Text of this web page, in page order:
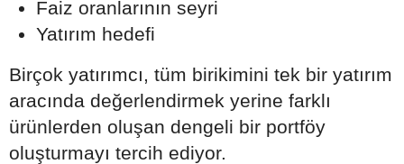
Faiz oranlarının seyri
Yatırım hedefi
Birçok yatırımcı, tüm birikimini tek bir yatırım
aracında değerlendirmek yerine farklı
ürünlerden oluşan dengeli bir portföy
oluşturmayı tercih ediyor.